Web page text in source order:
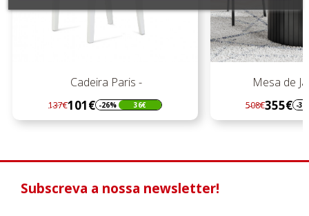
Cadeira Paris -
Regular
preço
137€101€
Preço -26% 36€
Mesa de
Regular
preço
508€355€
Preço -
Subscreva a nossa newsletter!